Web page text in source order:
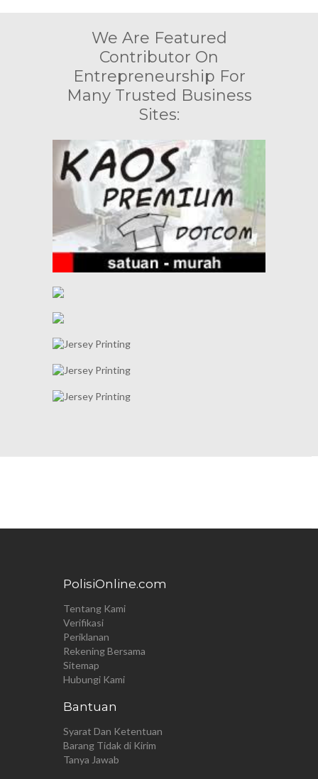
We Are Featured
Contributor On
Entrepreneurship For
Many Trusted Business
Sites:
PolisiOnline.com
Tentang Kami
Verifikasi
Periklanan
Rekening Bersama
Sitemap
Hubungi Kami
Bantuan
Syarat Dan Ketentuan
Barang Tidak di Kirim
Tanya Jawab